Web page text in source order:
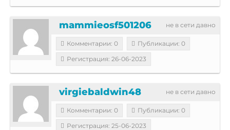
не в сети давно
mammieosf501206
Комментарии: 0
Публикации: 0
Регистрация: 26-06-2023
не в сети давно
virgiebaldwin48
Комментарии: 0
Публикации: 0
Регистрация: 25-06-2023